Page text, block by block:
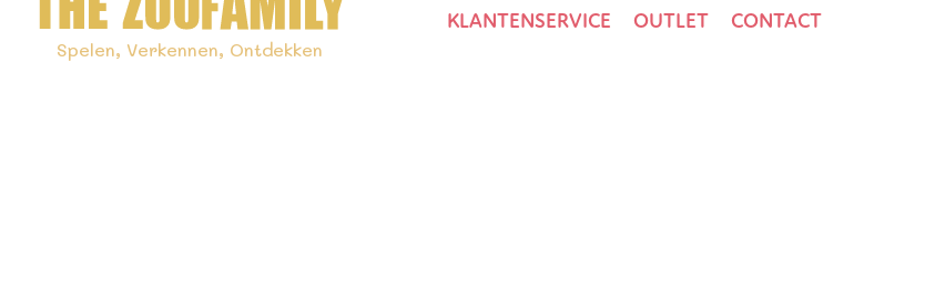
Spelen, Verkennen, Ontdekken
KLANTENSERVICE OUTLET CONTACT